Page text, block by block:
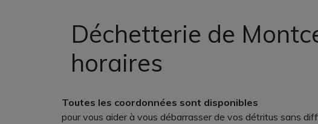
Déchetterie de
horaires
Toutes les coordonnées sont disponibles
pour vous aider à vous débarrasser de vos détritus sans